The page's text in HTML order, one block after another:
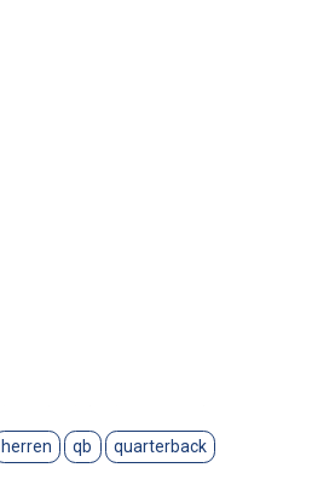
herren qb quarterback